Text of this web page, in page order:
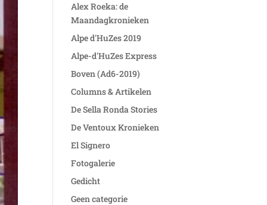
Alex Roeka: de
Maandagkronieken
Alpe d'HuZes 2019
Alpe-d'HuZes Express
Boven (Ad6-2019)
Columns & Artikelen
De Sella Ronda Stories
De Ventoux Kronieken
El Signero
Fotogalerie
Gedicht
Geen categorie